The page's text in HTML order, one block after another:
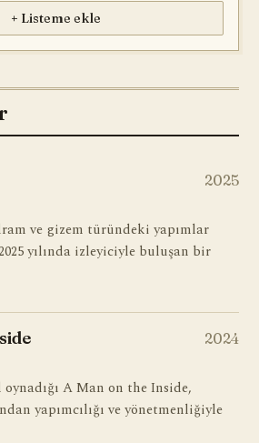
+ Listeme ekle
2025
ve gizem türündeki yapımlar
yılında izleyiciyle buluşan bir
2024
A Man on the Inside,
yapımcılığı ve yönetmenliğiyle